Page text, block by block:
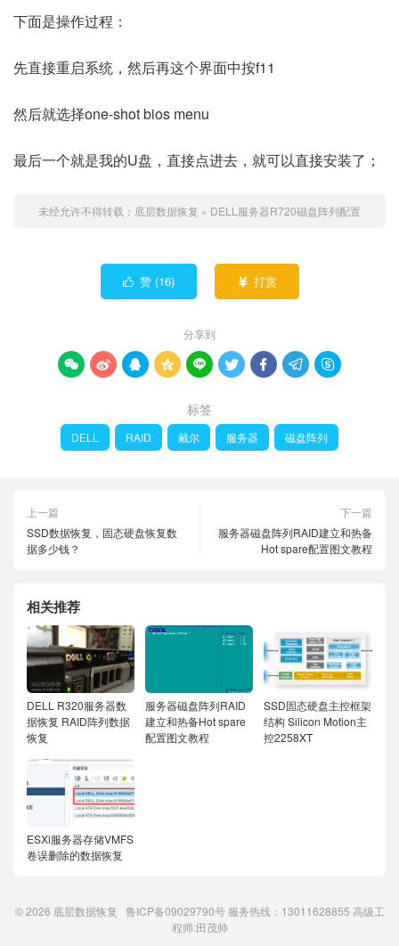
下面是操作过程：
先直接重启系统，然后再这个界面中按f11
然后就选择one-shot bios menu
最后一个就是我的U盘，直接点进去，就可以直接安装了；
未经允许不得转载： 底层数据恢复 » DELL服务器R720磁盘阵列配置
 赞 (16)  打赏
分享到
        
标签
DELL RAID 戴尔 服务器 磁盘阵列
上一篇
SSD数据恢复，固态硬盘恢复数
据多少钱？
下一篇
服务器磁盘阵列RAID建立和热备
Hot spare配置图文教程
相关推荐
DELL R320服务器数
据恢复 RAID阵列数据
恢复
服务器磁盘阵列RAID
建立和热备Hot spare
配置图文教程
SSD固态硬盘主控框架
结构 Silicon Motion主
控2258XT
ESXi服务器存储VMFS
卷误删除的数据恢复
© 2026 底层数据恢复 鲁ICP备09029790号服务热线：13011628855 高级工
程师:田茂帅